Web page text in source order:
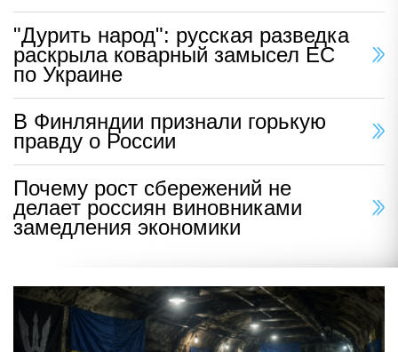
"Дурить народ": русская разведка
раскрыла коварный замысел ЕС
по Украине
В Финляндии признали горькую
правду о России
Почему рост сбережений не
делает россиян виновниками
замедления экономики